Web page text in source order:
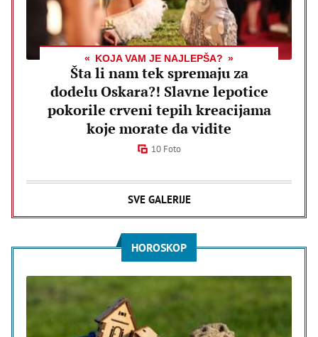
KOJA VAM JE NAJLEPŠA?
Šta li nam tek spremaju za
dodelu Oskara?! Slavne lepotice
pokorile crveni tepih kreacijama
koje morate da vidite
10 Foto
SVE GALERIJE
HOROSKOP